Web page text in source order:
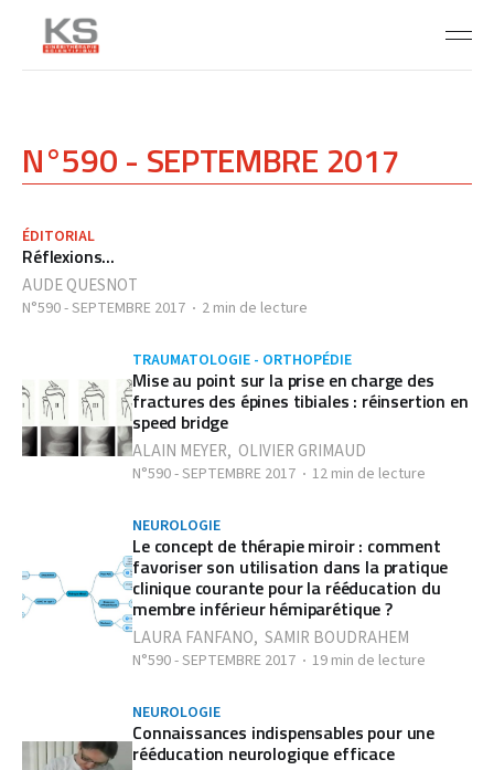
N°590 - SEPTEMBRE 2017
ÉDITORIAL
Réflexions...
AUDE QUESNOT
N°590 - SEPTEMBRE 2017 2 min de lecture
TRAUMATOLOGIE - ORTHOPÉDIE
Mise au point sur la prise en charge des
fractures des épines tibiales : réinsertion en
speed bridge
ALAIN MEYER, OLIVIER GRIMAUD
N°590 - SEPTEMBRE 2017 12 min de lecture
NEUROLOGIE
Le concept de thérapie miroir : comment
favoriser son utilisation dans la pratique
clinique courante pour la rééducation du
membre inférieur hémiparétique ?
LAURA FANFANO, SAMIR BOUDRAHEM
N°590 - SEPTEMBRE 2017 19 min de lecture
NEUROLOGIE
Connaissances indispensables pour une
rééducation neurologique efficace